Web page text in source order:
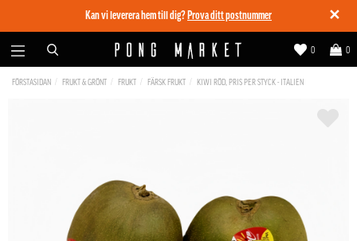
✕
Kan vi leverera hem till dig? Prova ditt postnummer
0
0
FÖRSTASIDAN FRUKT & GRÖNT FRUKT FÄRSK FRUKT KIWI RÖD, PRIS PER STYCK - ITALIEN